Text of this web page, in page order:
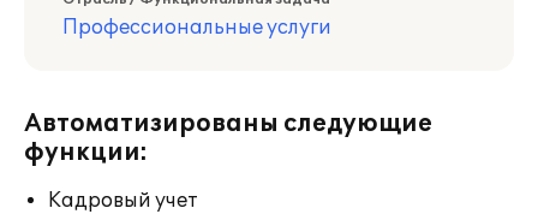
Профессиональные услуги
Автоматизированы следующие
функции:
Кадровый учет